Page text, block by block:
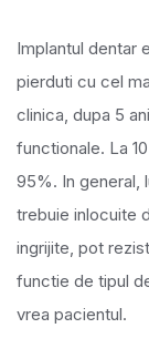
Implantul dentar
pierduti cu cel
clinica, dupa 5
functionale. La
95%. In general,
trebuie inlocuite
ingrijite, pot
functie de tipul
vrea pacientul.